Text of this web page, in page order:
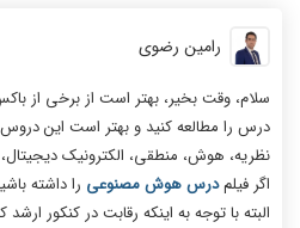
رامین رضوی
سلام، وقت بخیر، بهتر است از برخی از
درس را مطالعه کنید و بهتر است این دروس
نظریه، هوش، منطقی، الکترونیک
اگر فیلمدرس هوش مصنوعی را داشته
البته با توجه به اینکه رقابت در کنکور